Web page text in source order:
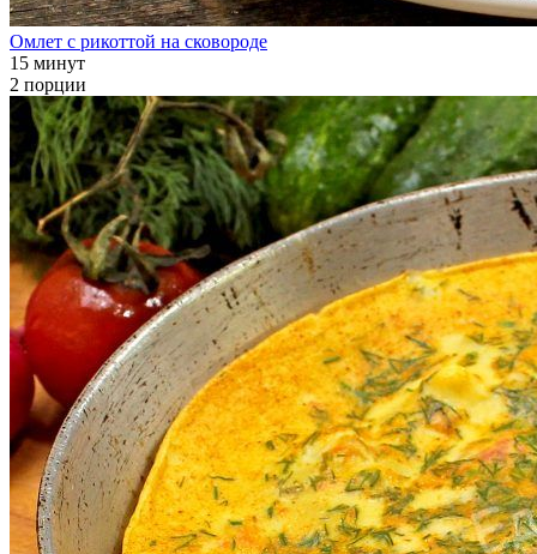
Омлет с рикоттой на сковороде
15 минут
2 порции